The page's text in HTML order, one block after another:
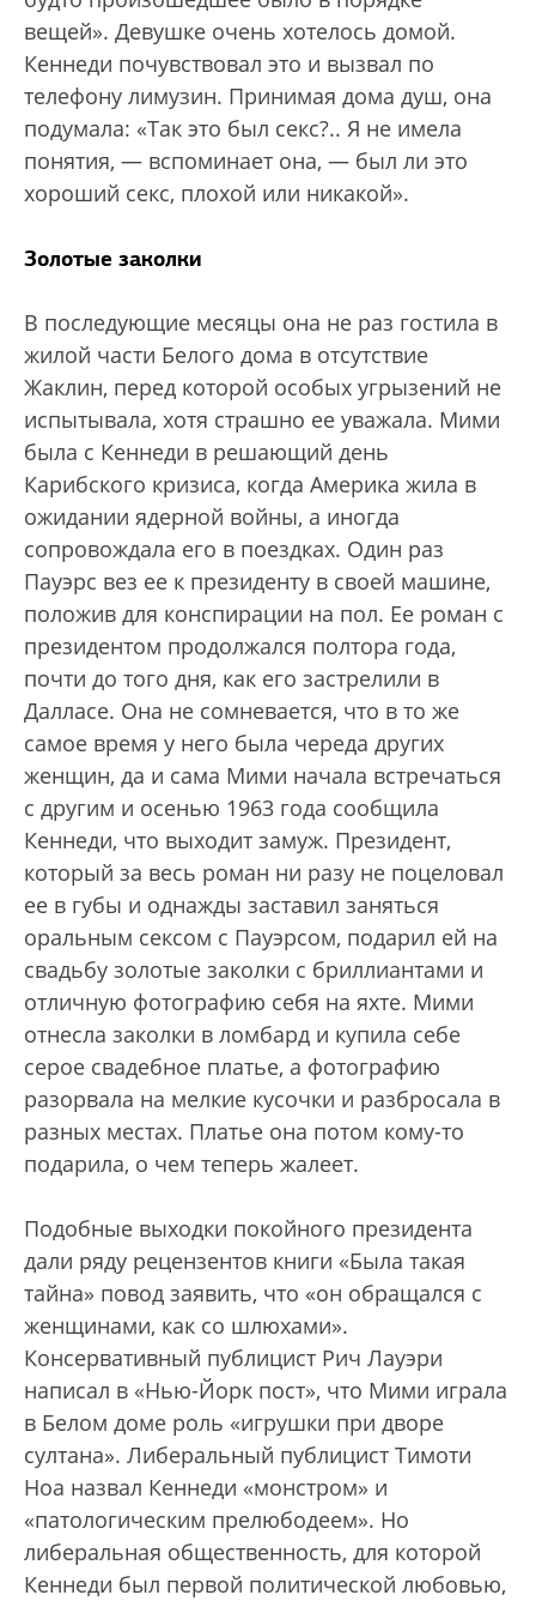
вещей». Девушке очень хотелось домой.
Кеннеди почувствовал это и вызвал по
телефону лимузин. Принимая дома душ, она
подумала: «Так это был секс?.. Я не имела
понятия, — вспоминает она, — был ли это
хороший секс, плохой или никакой».
Золотые заколки
В последующие месяцы она не раз гостила в
жилой части Белого дома в отсутствие
Жаклин, перед которой особых угрызений не
испытывала, хотя страшно ее уважала. Мими
была с Кеннеди в решающий день
Карибского кризиса, когда Америка жила в
ожидании ядерной войны, а иногда
сопровождала его в поездках. Один раз
Пауэрс вез ее к президенту в своей машине,
положив для конспирации на пол. Ее роман с
президентом продолжался полтора года,
почти до того дня, как его застрелили в
Далласе. Она не сомневается, что в то же
самое время у него была череда других
женщин, да и сама Мими начала встречаться
с другим и осенью 1963 года сообщила
Кеннеди, что выходит замуж. Президент,
который за весь роман ни разу не поцеловал
ее в губы и однажды заставил заняться
оральным сексом с Пауэрсом, подарил ей на
свадьбу золотые заколки с бриллиантами и
отличную фотографию себя на яхте. Мими
отнесла заколки в ломбард и купила себе
серое свадебное платье, а фотографию
разорвала на мелкие кусочки и разбросала в
разных местах. Платье она потом кому-то
подарила, о чем теперь жалеет.
Подобные выходки покойного президента
дали ряду рецензентов книги «Была такая
тайна» повод заявить, что «он обращался с
женщинами, как со шлюхами».
Консервативный публицист Рич Лауэри
написал в «Нью-Йорк пост», что Мими играла
в Белом доме роль «игрушки при дворе
султана». Либеральный публицист Тимоти
Ноа назвал Кеннеди «монстром» и
«патологическим прелюбодеем». Но
либеральная общественность, для которой
Кеннеди был первой политической любовью,